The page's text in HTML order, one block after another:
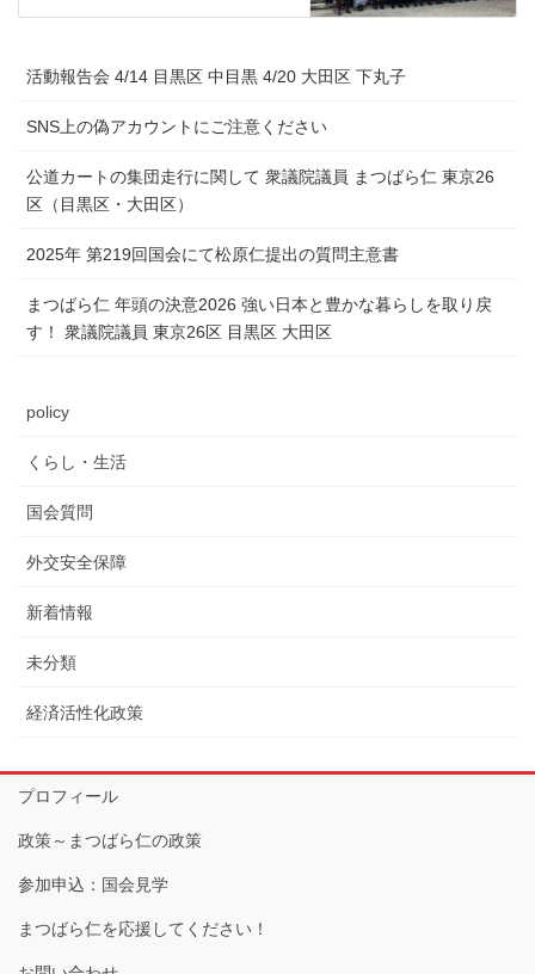
活動報告会 4/14 目黒区 中目黒 4/20 大田区 下丸子
SNS上の偽アカウントにご注意ください
公道カートの集団走行に関して 衆議院議員 まつばら仁 東京26
区（目黒区・大田区）
2025年 第219回国会にて松原仁提出の質問主意書
まつばら仁 年頭の決意2026 強い日本と豊かな暮らしを取り戻
す！ 衆議院議員 東京26区 目黒区 大田区
policy
くらし・生活
国会質問
外交安全保障
新着情報
未分類
経済活性化政策
プロフィール
政策～まつばら仁の政策
参加申込：国会見学
まつばら仁を応援してください！